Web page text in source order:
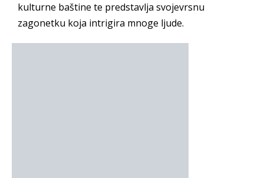
kulturne baštine te predstavlja svojevrsnu
zagonetku koja intrigira mnoge ljude.